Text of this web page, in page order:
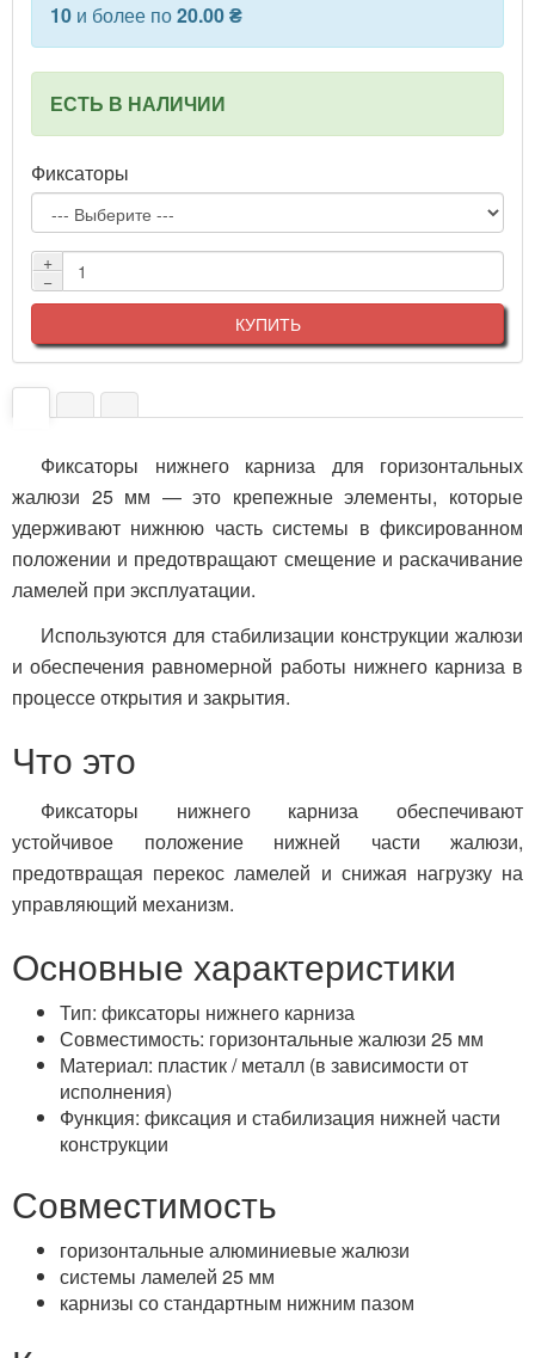
10 и более по20.00 ₴
ЕСТЬ В НАЛИЧИИ
Фиксаторы
+
−
КУПИТЬ
Фиксаторы нижнего карниза для горизонтальных
жалюзи 25 мм — это крепежные элементы, которые
удерживают нижнюю часть системы в фиксированном
положении и предотвращают смещение и раскачивание
ламелей при эксплуатации.
Используются для стабилизации конструкции жалюзи
и обеспечения равномерной работы нижнего карниза в
процессе открытия и закрытия.
Что это
Фиксаторы нижнего карниза обеспечивают
устойчивое положение нижней части жалюзи,
предотвращая перекос ламелей и снижая нагрузку на
управляющий механизм.
Основные характеристики
Тип: фиксаторы нижнего карниза
Совместимость: горизонтальные жалюзи 25 мм
Материал: пластик / металл (в зависимости от
исполнения)
Функция: фиксация и стабилизация нижней части
конструкции
Совместимость
горизонтальные алюминиевые жалюзи
системы ламелей 25 мм
карнизы со стандартным нижним пазом